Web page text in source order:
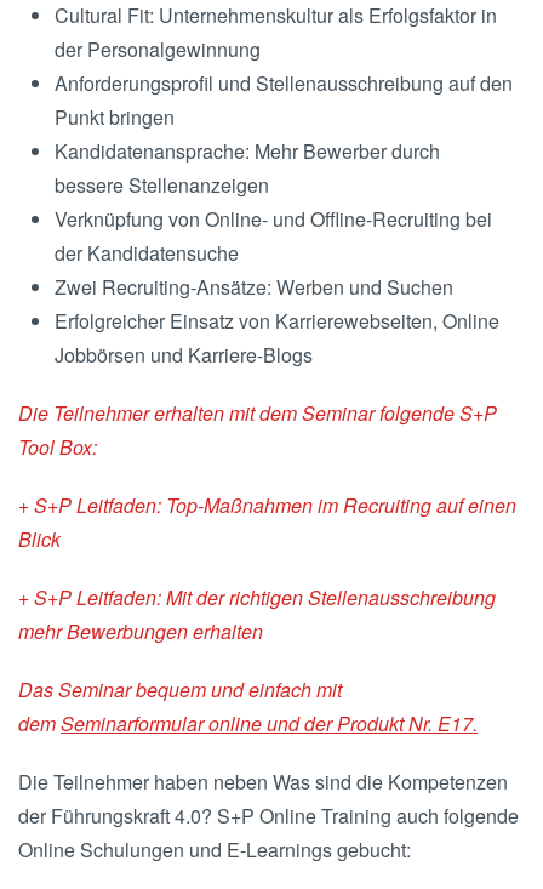
Cultural Fit: Unternehmenskultur als Erfolgsfaktor in
der Personalgewinnung
Anforderungsprofil und Stellenausschreibung auf den
Punkt bringen
Kandidatenansprache: Mehr Bewerber durch
bessere Stellenanzeigen
Verknüpfung von Online- und Offline-Recruiting bei
der Kandidatensuche
Zwei Recruiting-Ansätze: Werben und Suchen
Erfolgreicher Einsatz von Karrierewebseiten, Online
Jobbörsen und Karriere-Blogs
Die Teilnehmer erhalten mit dem Seminar folgende S+P
Tool Box:
+ S+P Leitfaden: Top-Maßnahmen im Recruiting auf einen
Blick
+ S+P Leitfaden: Mit der richtigen Stellenausschreibung
mehr Bewerbungen erhalten
Das Seminar bequem und einfach mit
demSeminarformular online und der Produkt Nr. E17.
Die Teilnehmer haben neben Was sind die Kompetenzen
der Führungskraft 4.0? S+P Online Training auch folgende
Online Schulungen und E-Learnings gebucht: